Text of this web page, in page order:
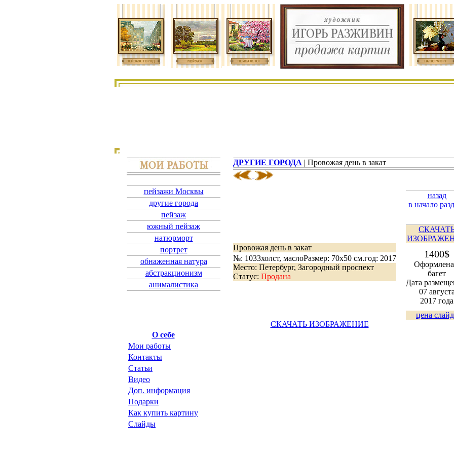
пейзажи Москвы
другие города
пейзаж
южный пейзаж
натюрморт
портрет
обнаженная натура
абстракционизм
анималистика
О себе
Мои работы
Контакты
Статьи
Видео
Доп. информация
Подарки
Как купить картину
Слайды
ДРУГИЕ ГОРОДА | Провожая день в закат
Провожая день в закат
№: 1033холст, маслоРазмер: 70х50 см.год: 2017
Место: Петербург, Загородный проспект
Статус: Продана
назад
в начало
1400$
багет
Дата
07
2017 года
цена
СКАЧАТЬ ИЗОБРАЖЕНИЕ